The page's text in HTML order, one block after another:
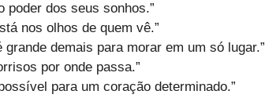
poder dos seus sonhos.”
nos olhos de quem vê.”
grande demais para morar em um só lugar.”
por onde passa.”
para um coração determinado.”